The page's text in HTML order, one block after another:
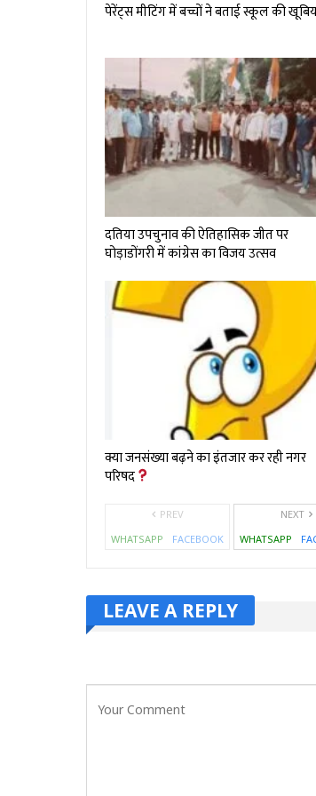
पेरेंट्स मीटिंग में बच्चों ने बताई स्कूल की
दतिया उपचुनाव की ऐतिहासिक जीत पर
घोड़ाडोंगरी में कांग्रेस का विजय उत्सव
क्या जनसंख्या बढ़ने का इंतजार कर रही नगर
परिषद
PREV
WHATSAPP
FACEBOOK
NEXT
WHATSAPP
LEAVE A REPLY